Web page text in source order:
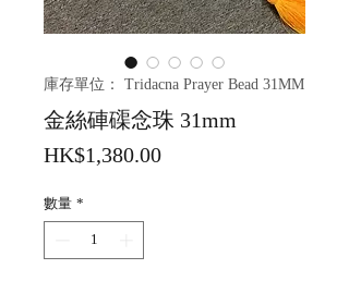
庫存單位： Tridacna Prayer Bead 31MM
金絲硨磲念珠 31mm
HK$1,380.00價
數量 *